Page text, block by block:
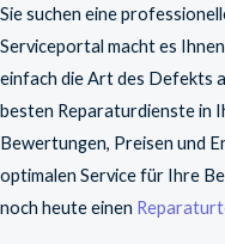
Sie suchen eine
Serviceportal macht es
einfach die Art des Defekts
besten Reparaturdienste in
Bewertungen, Preisen und
optimalen Service für Ihre
noch heute einen